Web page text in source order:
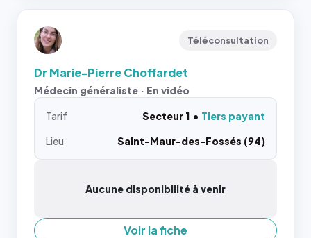
Téléconsultation
Dr Marie-Pierre Choffardet
Médecin généraliste · En vidéo
Tarif Secteur 1
Tiers payant
Lieu
Saint-Maur-des-Fossés (94)
Aucune disponibilité à venir
Voir la fiche